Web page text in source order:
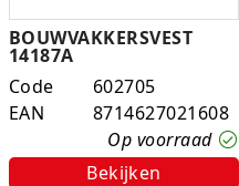
BOUWVAKKERSVEST
14187A
Code
602705
EAN
8714627021608
Op voorraad
Bekijken
Frozen
Geweren en pistolen
Gravitrax
Houten speelgoed
Zwijsen
Linialen
Nietmachines
Paperclips, punaises, etc
Parkeerschijf
Pin- en kassarollen
Schriften
Schrijfblokken
Verzenddozen